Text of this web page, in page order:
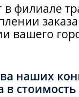
филиале
вашего
наших
стоимость